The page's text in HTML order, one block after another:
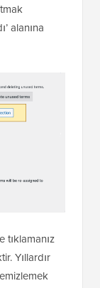
alanına
tıklamanız
Yıllardır